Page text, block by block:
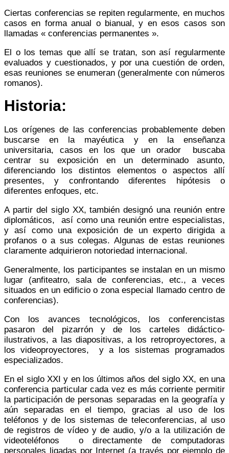
Ciertas conferencias se repiten regularmente, en muchos
casos en forma anual o bianual, y en esos casos son
llamadas « conferencias permanentes ».
El o los temas que allí se tratan, son así regularmente
evaluados y cuestionados, y por una cuestión de orden,
esas reuniones se enumeran (generalmente con números
romanos).
Historia:
Los orígenes de las conferencias probablemente deben
buscarse en la mayéutica y en la enseñanza
universitaria, casos en los que un orador buscaba
centrar su exposición en un determinado asunto,
diferenciando los distintos elementos o aspectos allí
presentes, y confrontando diferentes hipótesis o
diferentes enfoques, etc.
A partir del siglo XX, también designó una reunión entre
diplomáticos, así como una reunión entre especialistas,
y así como una exposición de un experto dirigida a
profanos o a sus colegas. Algunas de estas reuniones
claramente adquirieron notoriedad internacional.
Generalmente, los participantes se instalan en un mismo
lugar (anfiteatro, sala de conferencias, etc., a veces
situados en un edificio o zona especial llamado centro de
conferencias).
Con los avances tecnológicos, los conferencistas
pasaron del pizarrón y de los carteles didáctico-
ilustrativos, a las diapositivas, a los retroproyectores, a
los videoproyectores, y a los sistemas programados
especializados.
En el siglo XXI y en los últimos años del siglo XX, en una
conferencia particular cada vez es más corriente permitir
la participación de personas separadas en la geografía y
aún separadas en el tiempo, gracias al uso de los
teléfonos y de los sistemas de teleconferencias, al uso
de registros de vídeo y de audio, y/o a la utilización de
videoteléfonos o directamente de computadoras
personales ligadas por Internet (a través por ejemplo de